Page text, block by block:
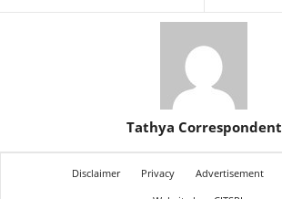
Tathya Correspondent
Disclaimer Privacy Advertisement